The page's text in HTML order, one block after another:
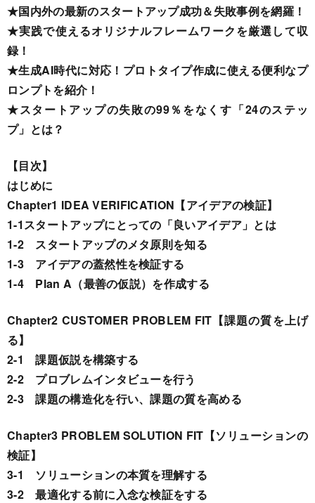
★国内外の最新のスタートアップ成功＆失敗事例を網羅！
★実践で使えるオリジナルフレームワークを厳選して収
録！
★生成AI時代に対応！プロトタイプ作成に使える便利なプ
ロンプトを紹介！
★スタートアップの失敗の99％をなくす「24のステッ
プ」とは？
【目次】
はじめに
Chapter1 IDEA VERIFICATION【アイデアの検証】
1-1スタートアップにとっての「良いアイデア」とは
1-2 スタートアップのメタ原則を知る
1-3 アイデアの蓋然性を検証する
1-4 Plan A（最善の仮説）を作成する
Chapter2 CUSTOMER PROBLEM FIT【課題の質を上げ
る】
2-1 課題仮説を構築する
2-2 プロブレムインタビューを行う
2-3 課題の構造化を行い、課題の質を高める
Chapter3 PROBLEM SOLUTION FIT【ソリューションの
検証】
3-1 ソリューションの本質を理解する
3-2 最適化する前に入念な検証をする